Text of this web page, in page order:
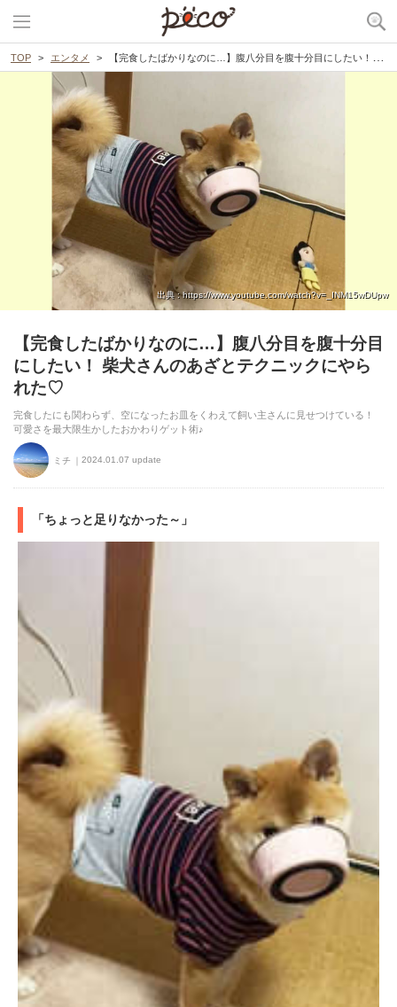
TOP エンタメ 【完食したばかりなのに…】腹八分目を腹十分目にしたい！ 柴犬さんのあざとテクニックにやられた♡
出典 : https://www.youtube.com/watch?v=_INM15wDUpw
【完食したばかりなのに…】腹八分目を腹十分目
にしたい！ 柴犬さんのあざとテクニックにやら
れた♡
完食したにも関わらず、空になったお皿をくわえて飼い主さんに見せつけている！
可愛さを最大限生かしたおかわりゲット術♪
ミチ 2024.01.07 update
「ちょっと足りなかった～」